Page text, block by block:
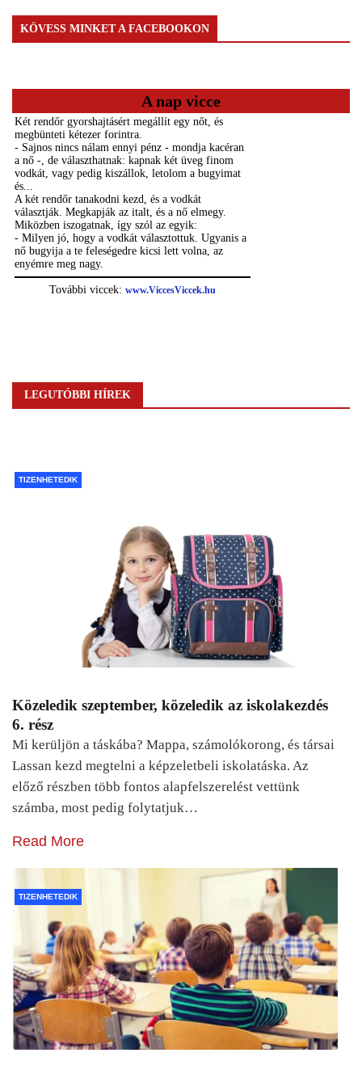
KÖVESS MINKET A FACEBOOKON
A nap vicce
LEGUTÓBBI HÍREK
TIZENHETEDIK
Közeledik szeptember, közeledik az iskolakezdés
6. rész
Mi kerüljön a táskába? Mappa, számolókorong, és társai
Lassan kezd megtelni a képzeletbeli iskolatáska. Az
előző részben több fontos alapfelszerelést vettünk
számba, most pedig folytatjuk…
Read More
TIZENHETEDIK